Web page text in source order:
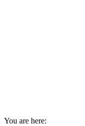
You are here: